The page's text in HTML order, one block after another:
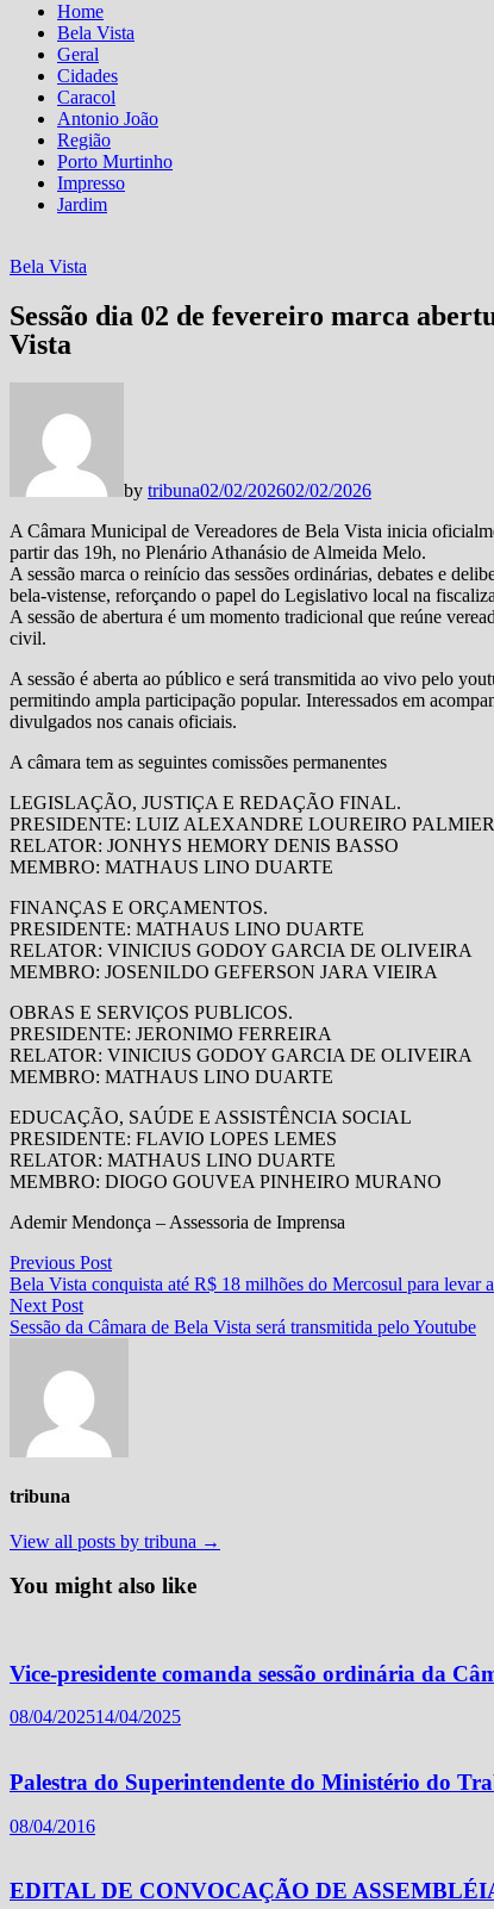
Home
Bela Vista
Geral
Cidades
Caracol
Antonio João
Região
Porto Murtinho
Impresso
Jardim
Bela Vista
Sessão dia 02 de fevereiro marca
Vista
by tribuna02/02/202602/02/2026
A Câmara Municipal de Vereadores de Bela Vista inicia
partir das 19h, no Plenário Athanásio de Almeida Melo.
A sessão marca o reinício das sessões ordinárias, debates e
bela-vistense, reforçando o papel do Legislativo local na
A sessão de abertura é um momento tradicional que reúne
civil.
A sessão é aberta ao público e será transmitida ao vivo pelo
permitindo ampla participação popular. Interessados em
divulgados nos canais oficiais.
A câmara tem as seguintes comissões permanentes
LEGISLAÇÃO, JUSTIÇA E REDAÇÃO FINAL.
PRESIDENTE: LUIZ ALEXANDRE LOUREIRO
RELATOR: JONHYS HEMORY DENIS BASSO
MEMBRO: MATHAUS LINO DUARTE
FINANÇAS E ORÇAMENTOS.
PRESIDENTE: MATHAUS LINO DUARTE
RELATOR: VINICIUS GODOY GARCIA DE OLIVEIRA
MEMBRO: JOSENILDO GEFERSON JARA VIEIRA
OBRAS E SERVIÇOS PUBLICOS.
PRESIDENTE: JERONIMO FERREIRA
RELATOR: VINICIUS GODOY GARCIA DE OLIVEIRA
MEMBRO: MATHAUS LINO DUARTE
EDUCAÇÃO, SAÚDE E ASSISTÊNCIA SOCIAL
PRESIDENTE: FLAVIO LOPES LEMES
RELATOR: MATHAUS LINO DUARTE
MEMBRO: DIOGO GOUVEA PINHEIRO MURANO
Ademir Mendonça – Assessoria de Imprensa
Navegação
de
Post
Previous PostPrevious
post:
Bela Vista conquista até R$ 18 milhões do Mercosul para levar
Next PostNext
post:
Sessão da Câmara de Bela Vista será transmitida pelo Youtube
tribuna
View all posts by tribuna →
You might also like
Vice-presidente comanda sessão ordinária da
08/04/202514/04/2025
Palestra do Superintendente do Ministério do
08/04/2016
EDITAL DE CONVOCAÇÃO DE